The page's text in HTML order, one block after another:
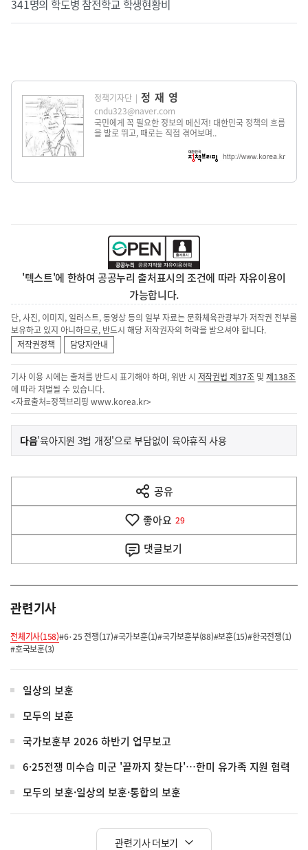
341명의 학도병 참전학교 학생현황비
정책기자단 | 정재영
cndu323@naver.com
국민에게 꼭 필요한 정보의 메신저! 대한민국 정책의 흐름
을 발로 뛰고, 때로는 직접 겪어보며..
'텍스트'에 한하여 공공누리 출처표시의 조건에 따라 자유이용이
가능합니다.
단, 사진, 이미지, 일러스트, 동영상 등의 일부 자료는 문화체육관광부가 저작권 전부를
보유하고 있지 아니하므로, 반드시 해당 저작권자의 허락을 받으셔야 합니다.
저작권정책
담당자안내
기사 이용 시에는 출처를 반드시 표기해야 하며, 위반 시 저작권법 제37조 및제138조
에 따라 처벌될 수 있습니다.
<자료출처=정책브리핑 www.korea.kr>
이
전
다
음
다음기
사
'육아지원 3법 개정'으로 부담없이 육아휴직 사용
공유
열
기
좋아요 29
댓글보기
관련기사
전체기사(158)#6·25 전쟁(17)#국가보훈(1)#국가보훈부(88)#보훈(15)#한국전쟁(1)
#호국보훈(3)
일상의 보훈
모두의 보훈
국가보훈부 2026 하반기 업무보고
6·25전쟁 미수습 미군 '끝까지 찾는다'…한미 유가족 지원 협력
모두의 보훈·일상의 보훈·통합의 보훈
관련기사 더보기